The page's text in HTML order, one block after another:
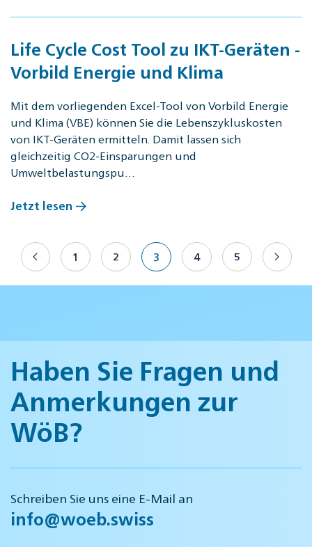
Life Cycle Cost Tool zu IKT-Geräten -
Vorbild Energie und Klima
Mit dem vorliegenden Excel-Tool von Vorbild Energie
und Klima (VBE) können Sie die Lebenszykluskosten
von IKT-Geräten ermitteln. Damit lassen sich
gleichzeitig CO2-Einsparungen und
Umweltbelastungspu…
Jetzt lesen
1 2 3 4 5
Haben Sie Fragen und
Anmerkungen zur
WöB?
Schreiben Sie uns eine E-Mail an
info@woeb.swiss